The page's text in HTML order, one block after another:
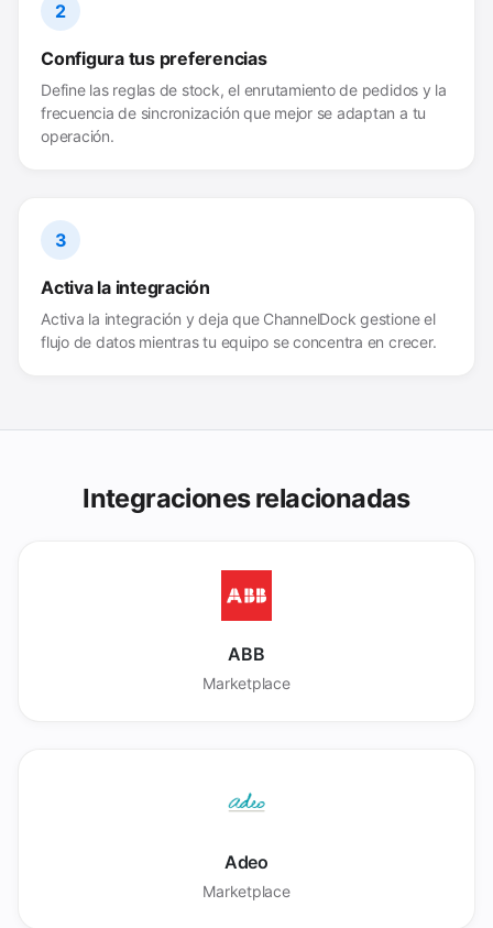
2
Configura tus preferencias
Define las reglas de stock, el enrutamiento de pedidos y la
frecuencia de sincronización que mejor se adaptan a tu
operación.
3
Activa la integración
Activa la integración y deja que ChannelDock gestione el
flujo de datos mientras tu equipo se concentra en crecer.
Integraciones relacionadas
ABB
Marketplace
Adeo
Marketplace